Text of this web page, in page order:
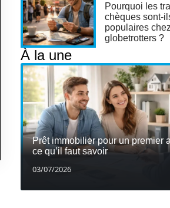
Pourquoi les
chèques sont-
populaires
globetrotters ?
À la une
Prêt immobilier pour un premier
ce qu’il faut savoir
03/07/2026